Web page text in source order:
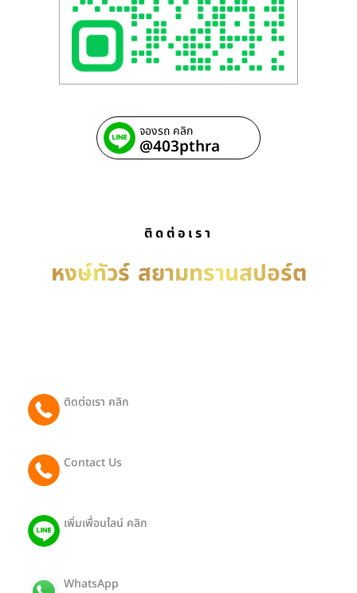
จองรถ คลิก
@403pthra
ติดต่อเรา
หงษ์ทัวร์ สยามทรานสปอร์ต
ติดต่อเรา คลิก
Contact Us
เพิ่มเพื่อนไลน์ คลิก
WhatsApp